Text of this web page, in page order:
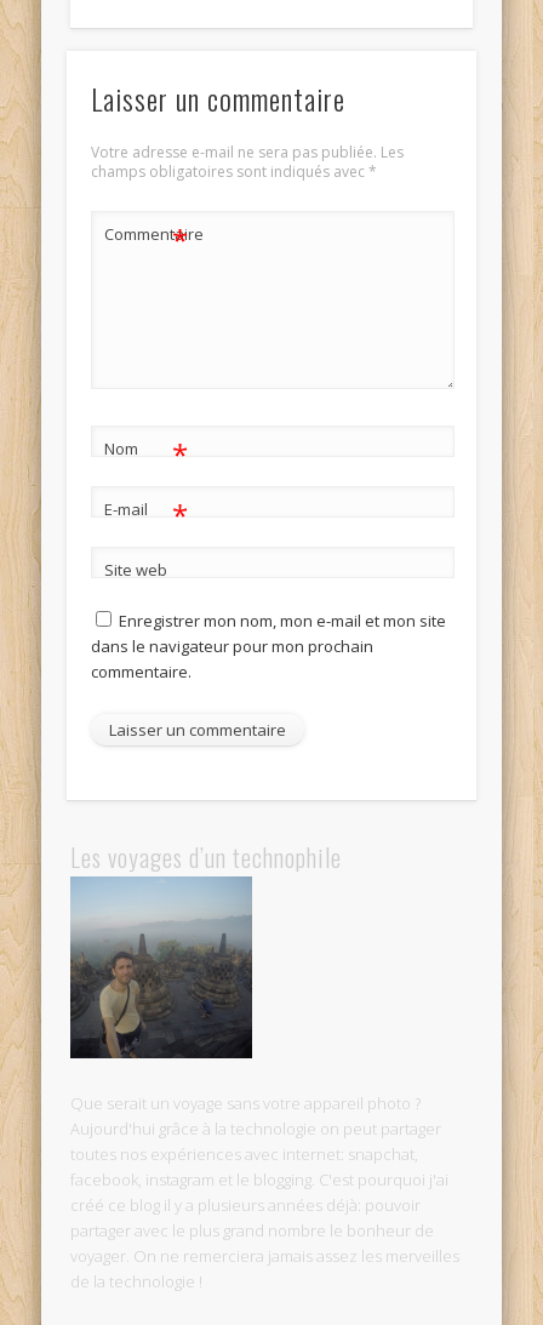
Laisser un commentaire
Votre adresse e-mail ne sera pas publiée. Les
champs obligatoires sont indiqués avec*
Commentaire
*
Nom *
E-mail *
Site web
Enregistrer mon nom, mon e-mail et mon site
dans le navigateur pour mon prochain
commentaire.
Les voyages d’un technophile
Que serait un voyage sans votre appareil photo ?
Aujourd'hui grâce à la technologie on peut partager
toutes nos expériences avec internet: snapchat,
facebook, instagram et le blogging. C'est pourquoi j'ai
créé ce blog il y a plusieurs années déjà: pouvoir
partager avec le plus grand nombre le bonheur de
voyager. On ne remerciera jamais assez les merveilles
de la technologie !